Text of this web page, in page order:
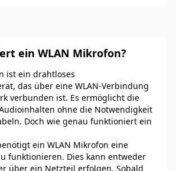
ein WLAN Mikrofon?
ist ein drahtloses
das über eine WLAN-Verbindung
verbunden ist. Es ermöglicht die
ohne die Notwendigkeit
Doch wie genau funktioniert ein
ein WLAN Mikrofon eine
funktionieren. Dies kann entweder
über ein Netzteil erfolgen. Sobald